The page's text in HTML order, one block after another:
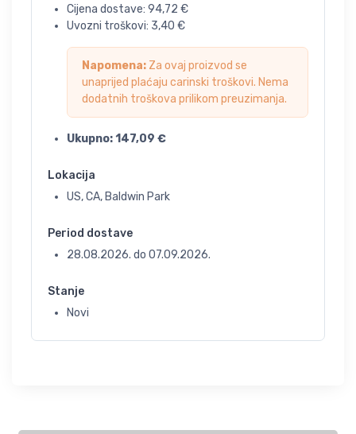
Cijena dostave: 94,72 €
Uvozni troškovi: 3,40 €
Napomena: Za ovaj proizvod se
unaprijed plaćaju carinski troškovi. Nema
dodatnih troškova prilikom preuzimanja.
Ukupno:147,09 €
Lokacija
US, CA, Baldwin Park
Period dostave
28.08.2026. do 07.09.2026.
Stanje
Novi